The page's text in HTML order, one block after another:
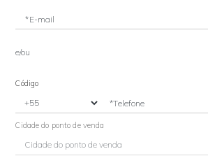
*E-mail
e/ou
Código
*Telefone
Cidade do ponto de venda